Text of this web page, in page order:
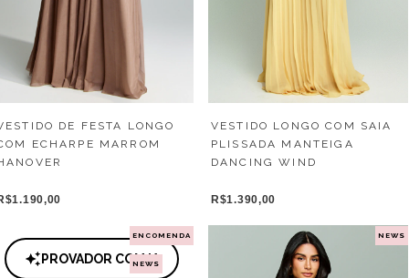
DE FESTA LONGO
ECHARPE MARROM
VESTIDO LONGO COM SAIA
PLISSADA MANTEIGA
DANCING WIND
R$1.390,00
PROVADOR COM IA
ENCOMENDA
NEWS
NEWS